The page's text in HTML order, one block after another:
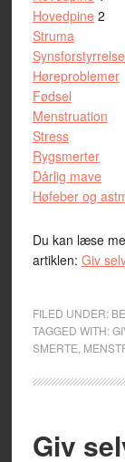
Hovedpine 2
Struma
Høreproblemer
Fødsel
Menstruation
Stress
Rygsmerter
Dårlig mave
Høfeber og
Du kan læse
artiklen: Giv
FILED UNDER:
TAGGED WITH:
SMERTE
Giv